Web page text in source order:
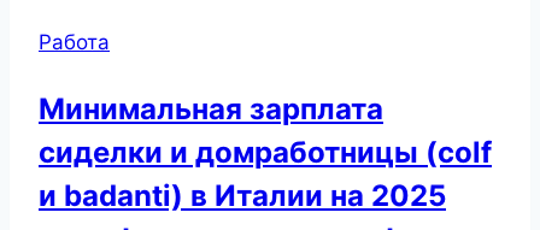
Работа
Минимальная зарплата
сиделки и домработницы (colf
и badanti) в Италии на 2025